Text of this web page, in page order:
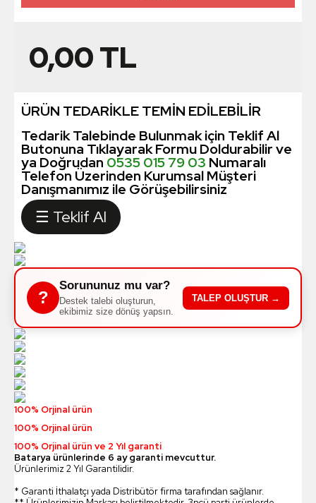
0,00TL
ÜRÜN TEDARİKLE TEMİN EDİLEBİLİR
Tedarik Talebinde Bulunmak için Teklif Al
Butonuna Tıklayarak Formu Doldurabilir ve
ya Doğrudan 0535 015 79 03 Numaralı
Telefon Üzerinden Kurumsal Müşteri
Danışmanımız ile Görüşebilirsiniz
☰ Teklif Al
?
Sorununuz mu var?
Destek talebi oluşturun,
ekibimiz size dönüş yapsın.
TALEP OLUŞTUR →
100% Orjinal ürün
100% Orjinal ürün
100% Orjinal ürün ve 2 Yıl garanti
Batarya ürünlerinde 6 ay garanti mevcuttur.
Ürünlerimiz 2 Yıl Garantilidir.
* Garanti İthalatçı yada Distribütör firma tarafından sağlanır.